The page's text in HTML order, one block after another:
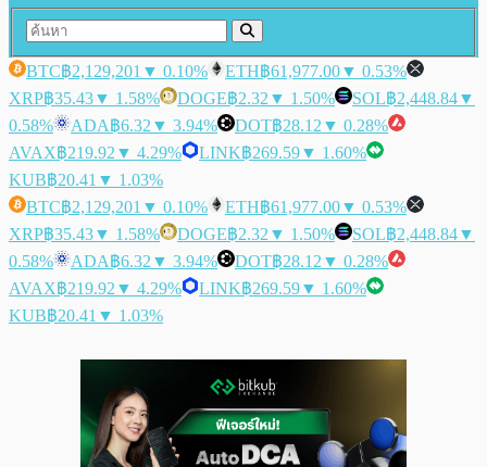
BTC฿2,129,201 ▼ 0.10% ETH฿61,977.00▼ 0.53%
XRP฿35.43▼ 1.58% DOGE฿2.32 ▼ 1.50% SOL฿2,448.84▼
0.58%
ADA฿6.32 ▼ 3.94% DOT฿28.12 ▼ 0.28%
AVAX฿219.92 ▼ 4.29% LINK฿269.59▼ 1.60%
KUB฿20.41 ▼ 1.03%
BTC฿2,129,201 ▼ 0.10% ETH฿61,977.00▼ 0.53%
XRP฿35.43▼ 1.58% DOGE฿2.32 ▼ 1.50% SOL฿2,448.84▼
0.58%
ADA฿6.32 ▼ 3.94% DOT฿28.12 ▼ 0.28%
AVAX฿219.92 ▼ 4.29% LINK฿269.59▼ 1.60%
KUB฿20.41 ▼ 1.03%